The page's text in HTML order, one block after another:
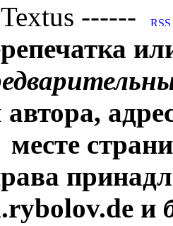
------
автора,
месте
и